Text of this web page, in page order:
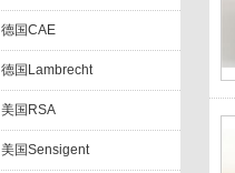
德国CAE
德国Lambrecht
美国RSA
美国Sensigent